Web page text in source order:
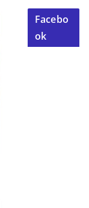
Facebo
ok